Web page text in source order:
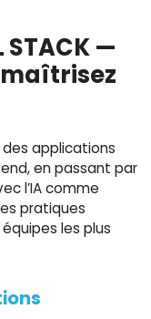
STACK —
maîtrisez
applications
en passant par
l’IA comme
pratiques
les plus